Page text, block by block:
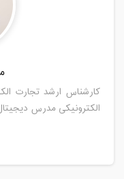
کارشناس ارشد تجارت
الکترونیکی مدرس